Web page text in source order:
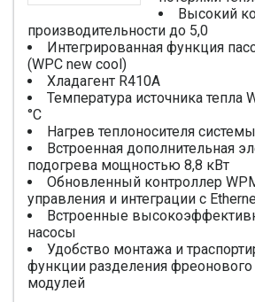
Высокий
производительности до 5,0
Интегрированная функция
(WPC new cool)
Хладагент R410A
Температура источника тепла
°C
Нагрев теплоносителя
Встроенная дополнительная
подогрева мощностью 8,8 кВт
Обновленный контроллер
управления и интеграции с
Встроенные
насосы
Удобство монтажа и
функции разделения фреонового
модулей